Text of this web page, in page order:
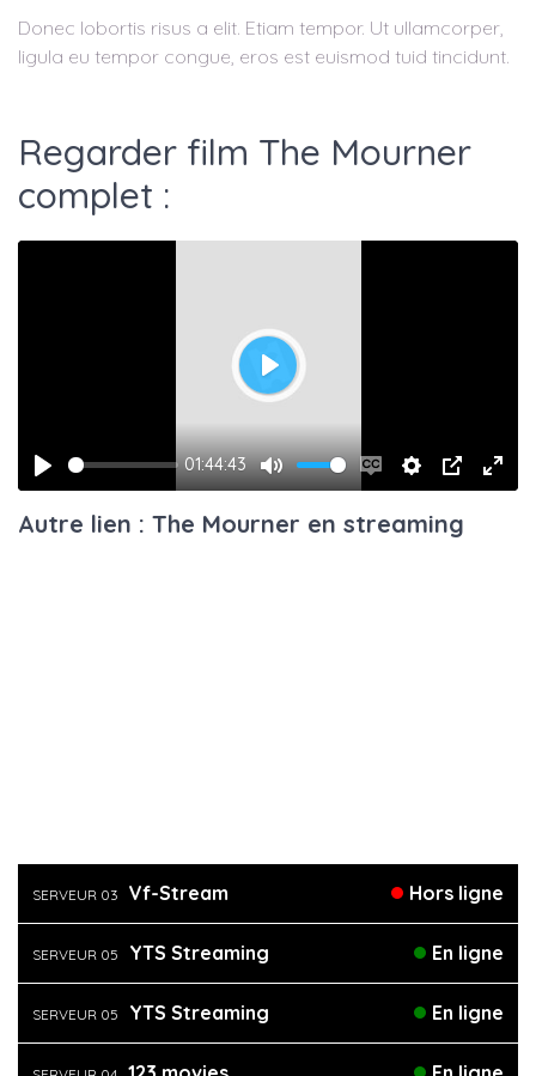
Donec lobortis risus a elit. Etiam tempor. Ut ullamcorper,
ligula eu tempor congue, eros est euismod tuid tincidunt.
Regarder film The Mourner
complet :
Play
01:44:43
Mute
Enable
captions
Settings
PIP
Play
Autre lien : The Mourner en streaming
SERVEUR 03 Vf-Stream Hors ligne
SERVEUR 05 YTS Streaming En ligne
SERVEUR 05 YTS Streaming En ligne